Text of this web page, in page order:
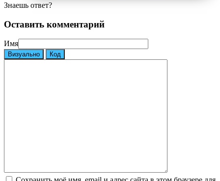
Знаешь ответ?
Оставить комментарий
Имя
Визуально Код